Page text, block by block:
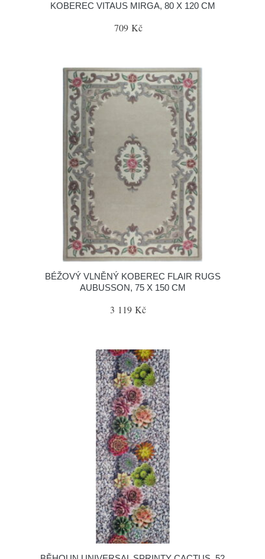
KOBEREC VITAUS MIRGA, 80 X 120 CM
709 Kč
BÉŽOVÝ VLNĚNÝ KOBEREC FLAIR RUGS
AUBUSSON, 75 X 150 CM
3 119 Kč